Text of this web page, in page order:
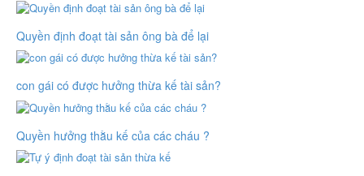
Quyền định đoạt tài sản ông bà để lại
con gái có được hưởng thừa kế tài sản?
Quyền hưởng thằu kế của các cháu ?